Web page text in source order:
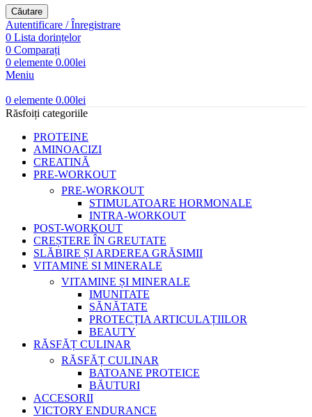
Căutare
Autentificare / Înregistrare
0 Lista dorințelor
0 Comparați
0 elemente 0.00lei
Meniu
0 elemente 0.00lei
Răsfoiți categoriile
PROTEINE
AMINOACIZI
CREATINĂ
PRE-WORKOUT
PRE-WORKOUT
STIMULATOARE HORMONALE
INTRA-WORKOUT
POST-WORKOUT
CREȘTERE ÎN GREUTATE
SLĂBIRE ȘI ARDEREA GRĂSIMII
VITAMINE SI MINERALE
VITAMINE ȘI MINERALE
IMUNITATE
SĂNĂTATE
PROTECȚIA ARTICULAȚIILOR
BEAUTY
RĂSFĂȚ CULINAR
RĂSFĂȚ CULINAR
BATOANE PROTEICE
BĂUTURI
ACCESORII
VICTORY ENDURANCE